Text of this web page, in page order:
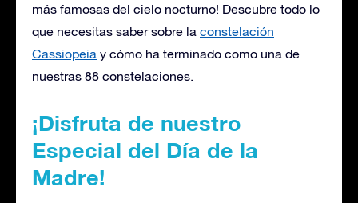
más famosas del cielo nocturno! Descubre todo lo
que necesitas saber sobre la constelación
Cassiopeia y cómo ha terminado como una de
nuestras 88 constelaciones.
¡Disfruta de nuestro
Especial del Día de la
Madre!